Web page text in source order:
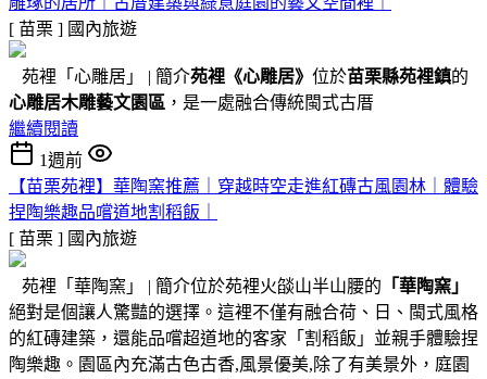
[ 苗栗 ] 國內旅遊
苑裡「心雕居」 | 簡介苑裡 《心雕居》 位於苗栗縣苑裡鎮的
心雕居木雕藝文園區 ，是一處融合傳統閩式古厝
繼續閱讀
1週前
【苗栗苑裡】華陶窯推薦｜穿越時空走進紅磚古風園林｜體驗
捏陶樂趣品嚐道地割稻飯｜
[ 苗栗 ] 國內旅遊
苑裡「華陶窯」 | 簡介位於苑裡火燄山半山腰的 「華陶窯」
絕對是個讓人驚豔的選擇。這裡不僅有融合荷、日、閩式風格
的紅磚建築，還能品嚐超道地的客家「割稻飯」並親手體驗捏
陶樂趣。園區內充滿古色古香,風景優美,除了有美景外，庭園